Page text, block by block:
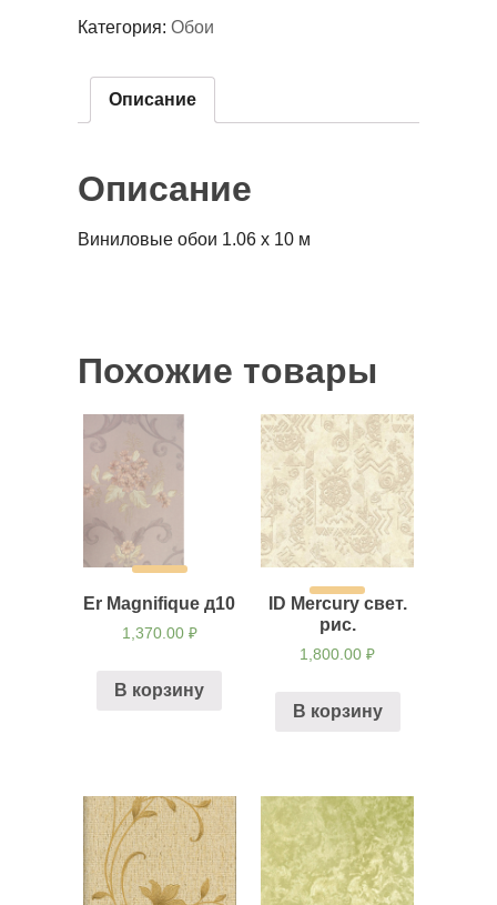
Категория: Обои
Описание
Описание
Виниловые обои 1.06 x 10 м
Похожие товары
Er Magnifique д10
1,370.00 ₽
В корзину
ID Mercury свет.
рис.
1,800.00₽
В корзину